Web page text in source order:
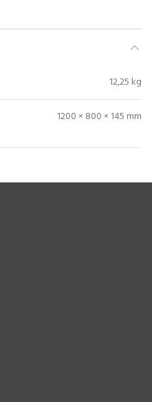
12,25 kg
1200 × 800 × 145 mm